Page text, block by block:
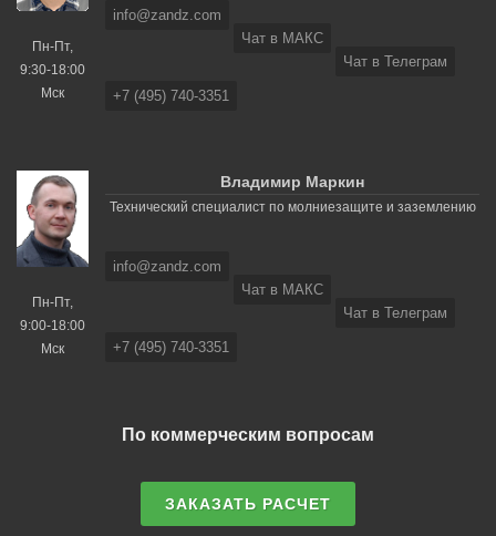
Пн-Пт,
9:30-18:00
Мск
info@zandz.com
Чат в МАКС
Чат в Телеграм
+7 (495) 740-3351
Пн-Пт,
9:00-18:00
Мск
Владимир Маркин
Технический специалист по молниезащите и заземлению
info@zandz.com
Чат в МАКС
Чат в Телеграм
+7 (495) 740-3351
По коммерческим вопросам
ЗАКАЗАТЬ РАСЧЕТ